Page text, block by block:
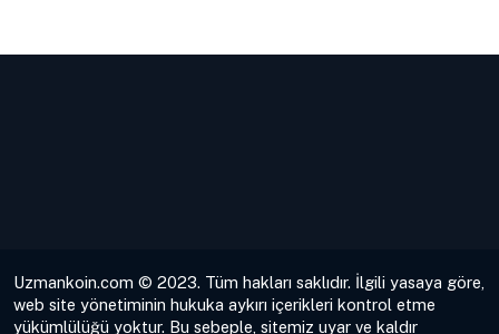
Uzmankoin.com © 2023. Tüm hakları saklıdır. İlgili yasaya göre,
web site yönetiminin hukuka aykırı içerikleri kontrol etme
yükümlülüğü yoktur. Bu sebeple, sitemiz uyar ve kaldır